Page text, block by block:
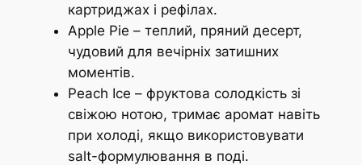
картриджах і рефілах.
Apple Pie – теплий, пряний десерт,
чудовий для вечірніх затишних
моментів.
Peach Ice – фруктова солодкість зі
свіжою нотою, тримає аромат навіть
при холоді, якщо використовувати
salt-формулювання в поді.